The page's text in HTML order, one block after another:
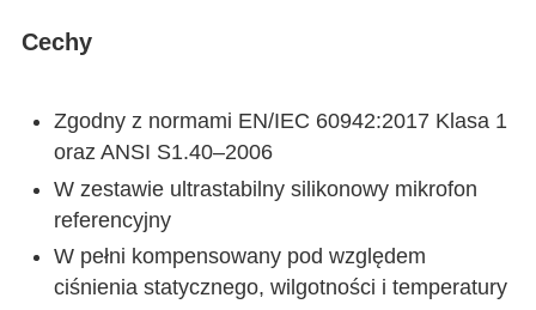
Cechy
Zgodny z normami EN/IEC 60942:2017 Klasa 1
oraz ANSI S1.40–2006
W zestawie ultrastabilny silikonowy mikrofon
referencyjny
W pełni kompensowany pod względem
ciśnienia statycznego, wilgotności i temperatury